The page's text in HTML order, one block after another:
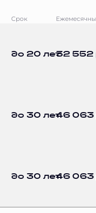
Срок
до 20 лет32 552
до 30 лет46 063
до 30 лет46 063